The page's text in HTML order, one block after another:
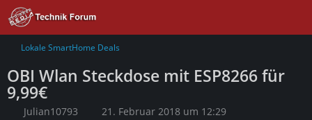
Lokale SmartHome Deals
OBI Wlan Steckdose mit ESP8266 für
9,99€
Julian10793 21. Februar 2018 um 12:29